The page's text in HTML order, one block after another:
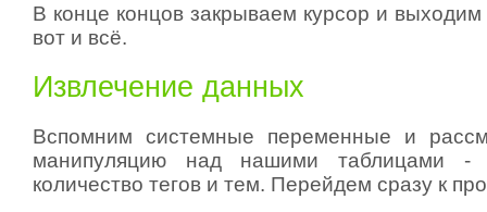
В конце концов закрываем курсор и
вот и всё.
Извлечение данных
Вспомним системные переменные и
манипуляцию над нашими таблицами -
количество тегов и тем. Перейдем сразу к